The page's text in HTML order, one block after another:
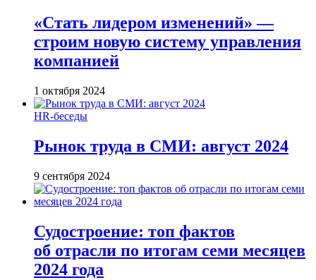
«Стать лидером изменений» —
строим новую систему управления
компанией
1 октября 2024
HR-беседы
Рынок труда в СМИ: август 2024
9 сентября 2024
Судостроение: топ фактов
об отрасли по итогам семи месяцев
2024 года